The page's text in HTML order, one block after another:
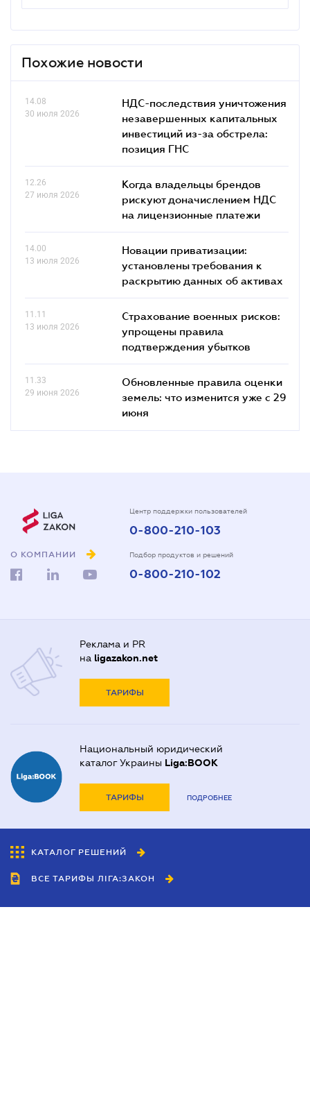
Похожие новости
14.08
30 июля 2026
НДС-последствия уничтожения
незавершенных капитальных
инвестиций из-за обстрела:
позиция ГНС
12.26
27 июля 2026
Когда владельцы брендов
рискуют доначислением НДС
на лицензионные платежи
14.00
13 июля 2026
Новации приватизации:
установлены требования к
раскрытию данных об активах
11.11
13 июля 2026
Страхование военных рисков:
упрощены правила
подтверждения убытков
11.33
29 июня 2026
Обновленные правила оценки
земель: что изменится уже с 29
июня
О КОМПАНИИ
Центр поддержки пользователей
0-800-210-103
Подбор продуктов и решений
0-800-210-102
Реклама и PR
на ligazakon.net
ТАРИФЫ
Национальный юридический
каталог Украины Liga:BOOK
ТАРИФЫ ПОДРОБНЕЕ
КАТАЛОГ РЕШЕНИЙ
ВСЕ ТАРИФЫ ЛІГА:ЗАКОН